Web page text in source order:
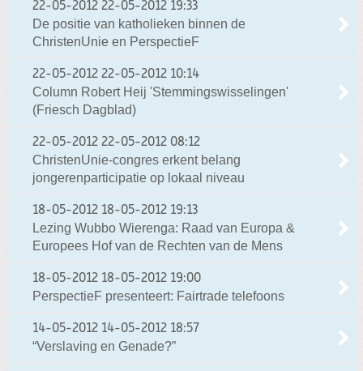
22-05-2012 22-05-2012 19:33
De positie van katholieken binnen de
ChristenUnie en PerspectieF
22-05-2012 22-05-2012 10:14
Column Robert Heij 'Stemmingswisselingen'
(Friesch Dagblad)
22-05-2012 22-05-2012 08:12
ChristenUnie-congres erkent belang
jongerenparticipatie op lokaal niveau
18-05-2012 18-05-2012 19:13
Lezing Wubbo Wierenga: Raad van Europa &
Europees Hof van de Rechten van de Mens
18-05-2012 18-05-2012 19:00
PerspectieF presenteert: Fairtrade telefoons
14-05-2012 14-05-2012 18:57
“Verslaving en Genade?”